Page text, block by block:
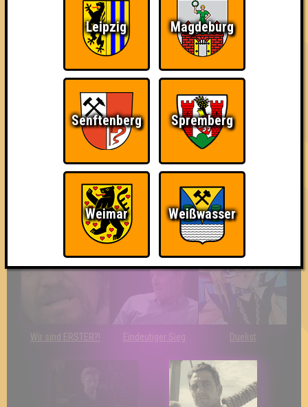
The Amount of
Teilnahmen is too
damn high
Ich war da, vor 3000
Knapp daneben! So kurz vorm Sieg! The Last of Us
Wir sind ERSTER?! Eindeutiger Sieg Duelist
Leipzig Magdeburg
Senftenberg Spremberg
Weimar Weißwasser